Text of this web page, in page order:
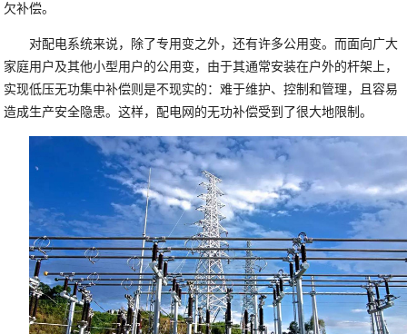
欠补偿。
对配电系统来说，除了专用变之外，还有许多公用变。而面向广大
家庭用户及其他小型用户的公用变，由于其通常安装在户外的杆架上，
实现低压无功集中补偿则是不现实的：难于维护、控制和管理，且容易
造成生产安全隐患。这样，配电网的无功补偿受到了很大地限制。